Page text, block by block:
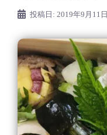
投稿日: 2019年9月11日